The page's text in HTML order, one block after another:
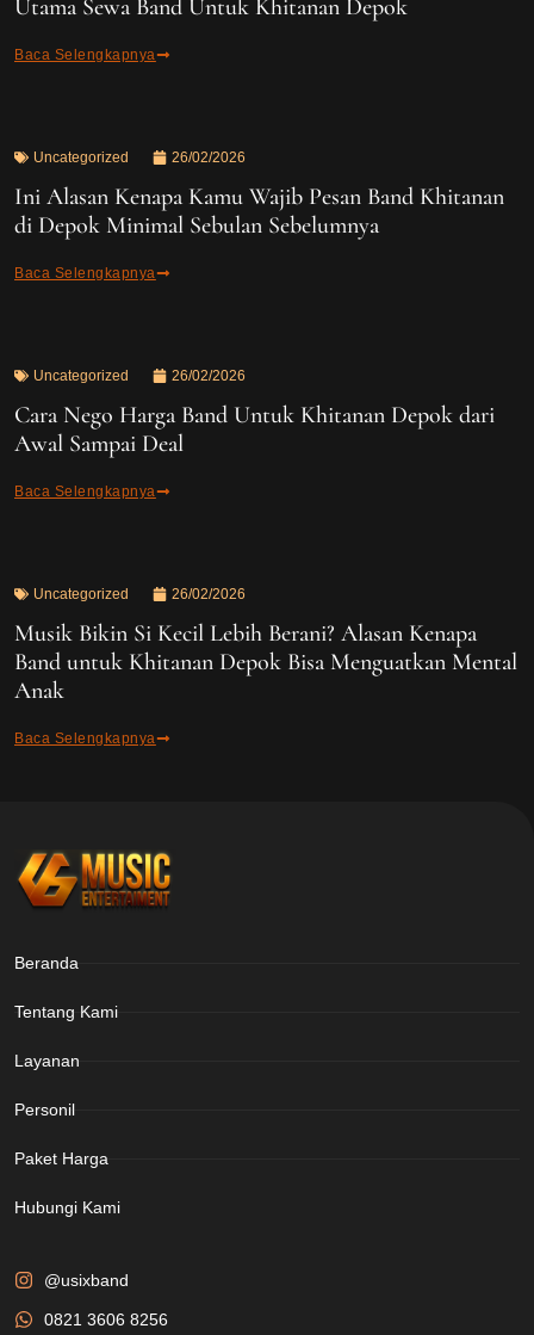
Utama Sewa Band Untuk Khitanan Depok
Baca Selengkapnya
Uncategorized 26/02/2026
Ini Alasan Kenapa Kamu Wajib Pesan Band Khitanan
di Depok Minimal Sebulan Sebelumnya
Baca Selengkapnya
Uncategorized 26/02/2026
Cara Nego Harga Band Untuk Khitanan Depok dari
Awal Sampai Deal
Baca Selengkapnya
Uncategorized 26/02/2026
Musik Bikin Si Kecil Lebih Berani? Alasan Kenapa
Band untuk Khitanan Depok Bisa Menguatkan Mental
Anak
Baca Selengkapnya
@usixband
0821 3606 8256
Beranda
Tentang Kami
Layanan
Personil
Paket Harga
Hubungi Kami